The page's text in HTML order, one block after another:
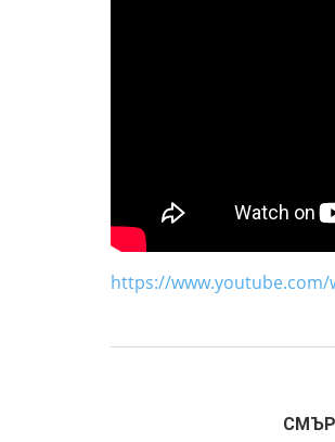
https://www.youtube.com/